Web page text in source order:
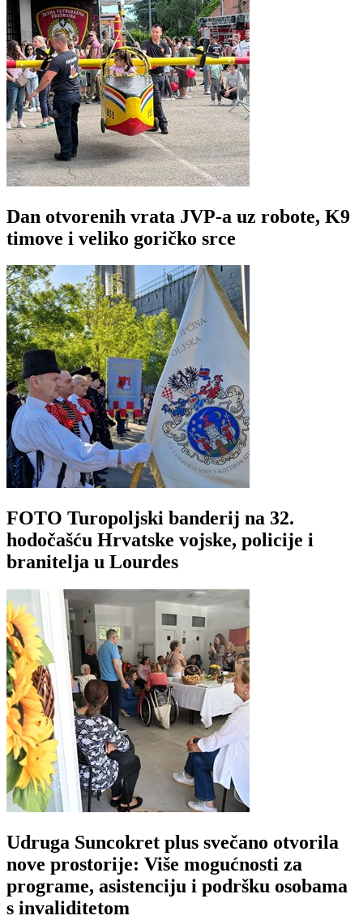
Dan otvorenih vrata JVP-a uz robote, K9
timove i veliko goričko srce
FOTO Turopoljski banderij na 32.
hodočašću Hrvatske vojske, policije i
branitelja u Lourdes
Udruga Suncokret plus svečano otvorila
nove prostorije: Više mogućnosti za
programe, asistenciju i podršku osobama
s invaliditetom